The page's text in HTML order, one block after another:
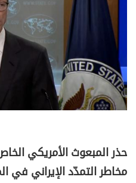
حذر المبعوث الأمريكي
مخاطر التمدّد الإيراني في